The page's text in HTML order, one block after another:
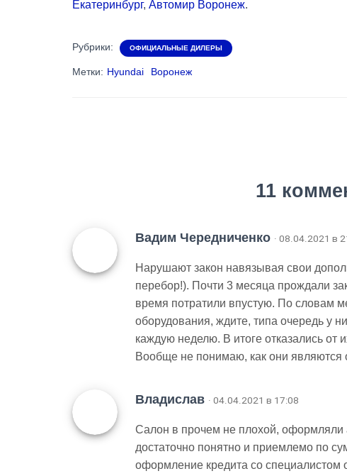
Екатеринбург, Автомир Воронеж.
Рубрики: ОФИЦИАЛЬНЫЕ ДИЛЕРЫ
Метки: Hyundai Воронеж
11
Вадим Чередниченко · 08.04.2021 в
Нарушают закон навязывая свои
перебор!). Почти 3 месяца прождали
время потратили впустую. По словам
оборудования, ждите, типа очередь у
каждую неделю. В итоге отказались от
Вообще не понимаю, как они
Владислав · 04.04.2021 в 17:08
Салон в прочем не плохой, оформляли
достаточно понятно и приемлемо по
оформление кредита со специалистом